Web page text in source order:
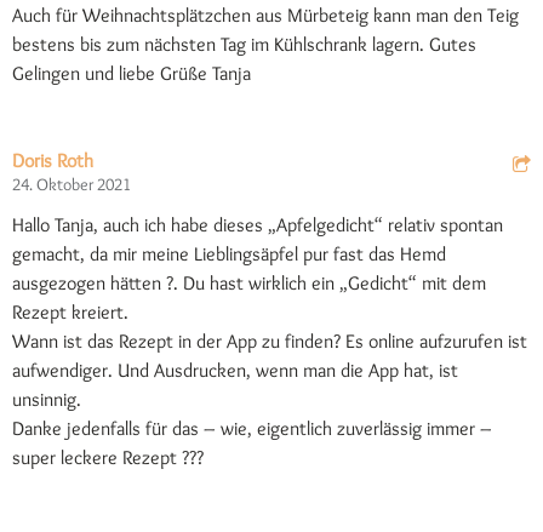
Auch für Weihnachtsplätzchen aus Mürbeteig kann man den Teig
bestens bis zum nächsten Tag im Kühlschrank lagern. Gutes
Gelingen und liebe Grüße Tanja
Doris Roth
24. Oktober 2021
Hallo Tanja, auch ich habe dieses „Apfelgedicht“ relativ spontan
gemacht, da mir meine Lieblingsäpfel pur fast das Hemd
ausgezogen hätten ?. Du hast wirklich ein „Gedicht“ mit dem
Rezept kreiert.
Wann ist das Rezept in der App zu finden? Es online aufzurufen ist
aufwendiger. Und Ausdrucken, wenn man die App hat, ist
unsinnig.
Danke jedenfalls für das – wie, eigentlich zuverlässig immer –
super leckere Rezept ???